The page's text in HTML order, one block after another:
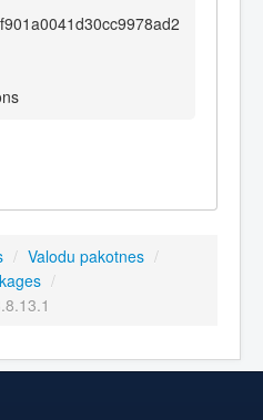
/ Valodu pakotnes /
/